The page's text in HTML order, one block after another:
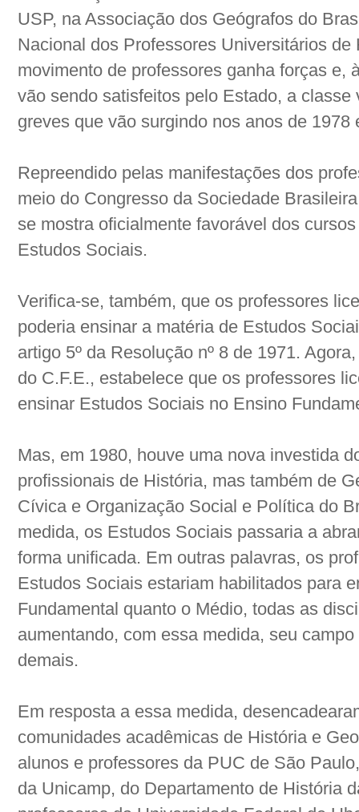
USP, na Associação dos Geógrafos do
Nacional dos Professores Universitários
movimento de professores ganha forças e,
vão sendo satisfeitos pelo Estado, a
greves que vão surgindo nos anos de 1978
Repreendido pelas manifestações dos
meio do Congresso da Sociedade
se mostra oficialmente favorável dos
Estudos Sociais.
Verifica-se, também, que os professores
poderia ensinar a matéria de Estudos
artigo 5º da Resolução nº 8 de 1971.
do C.F.E., estabelece que os professores
ensinar Estudos Sociais no Ensino
Mas, em 1980, houve uma nova investida
profissionais de História, mas também de
Cívica e Organização Social e Política do
medida, os Estudos Sociais passaria a
forma unificada. Em outras palavras, os
Estudos Sociais estariam habilitados para
Fundamental quanto o Médio, todas as
aumentando, com essa medida, seu
demais.
Em resposta a essa medida,
comunidades acadêmicas de História e
alunos e professores da PUC de São
da Unicamp, do Departamento de História